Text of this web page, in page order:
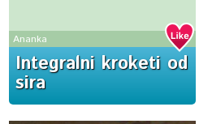
Ananka
Integralni kroketi od
sira